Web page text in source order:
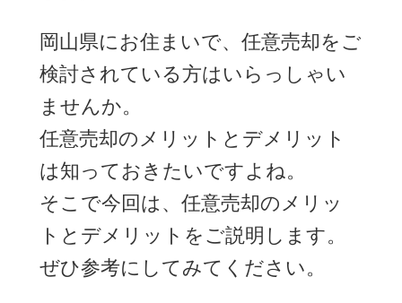
岡山県にお住まいで、任意売却をご
検討されている方はいらっしゃい
ませんか。
任意売却のメリットとデメリット
は知っておきたいですよね。
そこで今回は、任意売却のメリッ
トとデメリットをご説明します。
ぜひ参考にしてみてください。